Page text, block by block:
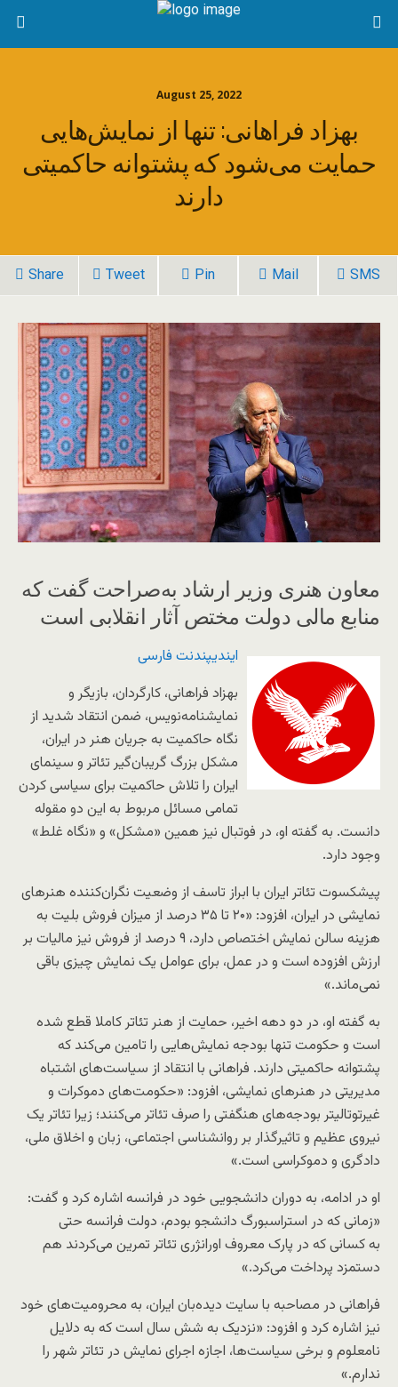
August 25, 2022
بهزاد فراهانی: تنها از نمایش‌هایی
حمایت می‌شود که پشتوانه حاکمیتی
دارند
Share Tweet Pin Mail SMS
معاون هنری وزیر ارشاد به‌صراحت گفت که
منابع مالی دولت مختص آثار انقلابی است
ایندیپندنت فارسی
بهزاد فراهانی، ‌کارگردان، بازیگر و
نمایشنامه‌نویس، ضمن انتقاد شدید از
نگاه حاکمیت به جریان هنر در ایران،
مشکل بزرگ گریبان‌گیر تئاتر و سینمای
ایران را تلاش حاکمیت برای سیاسی کردن
تمامی مسائل مربوط به این دو مقوله
دانست. به گفته او، در فوتبال نیز همین «مشکل» و «نگاه غلط»
وجود دارد.
پیشکسوت تئاتر ایران با ابراز تاسف از وضعیت نگران‌کننده هنرهای
نمایشی در ایران، افزود: «۲۰ تا ۳۵ درصد از میزان فروش بلیت‌ به
هزینه سالن‌ نمایش اختصاص دارد، ۹ درصد از فروش نیز مالیات بر
ارزش‌ افزوده است و در عمل، برای عوامل یک نمایش چیزی باقی
نمی‌ماند.»
به گفته او، در دو دهه اخیر، حمایت از هنر تئاتر کاملا قطع شده
است و حکومت تنها بودجه نمایش‌هایی را تامین می‌کند که
پشتوانه حاکمیتی دارند. فراهانی با انتقاد از سیاست‌های اشتباه
مدیریتی در هنرهای نمایشی، افزود: «حکومت‌های دموکرات و
غیرتوتالیتر بودجه‌های هنگفتی را صرف تئاتر می‌کنند؛ زیرا تئاتر یک
نیروی عظیم و تاثیرگذار بر روانشناسی اجتماعی، زبان و اخلاق ملی،
دادگری و دموکراسی است.»
او در ادامه، به دوران دانشجویی خود در فرانسه اشاره کرد و گفت:
«زمانی‌ که در استراسبورگ دانشجو بودم، دولت فرانسه حتی
به کسانی که در پارک معروف اورانژری تئاتر تمرین می‌کردند هم
دستمزد پرداخت می‌کرد.»
فراهانی در مصاحبه با سایت دیده‌بان ایران، به محرومیت‌های خود
نیز اشاره کرد و افزود: «نزدیک به شش سال است که به دلایل
نامعلوم و برخی سیاست‌ها، اجازه اجرای نمایش در تئاتر شهر را
ندارم.»